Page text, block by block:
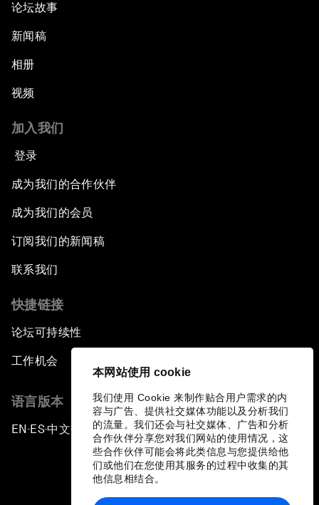
本网站使用 cookie
我们使用 Cookie 来制作贴合用户需求的内
容与广告、提供社交媒体功能以及分析我们
的流量。我们还会与社交媒体、广告和分析
合作伙伴分享您对我们网站的使用情况，这
些合作伙伴可能会将此类信息与您提供给他
们或他们在您使用其服务的过程中收集的其
他信息相结合。
论坛故事
新闻稿
相册
视频
加入我们
登录
成为我们的合作伙伴
成为我们的会员
订阅我们的新闻稿
联系我们
快捷链接
论坛可持续性
工作机会
语言版本
EN ▪ ES▪中文▪ 日本語